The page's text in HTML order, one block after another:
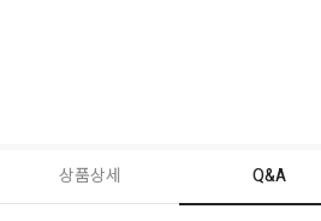
상품상세 Q&A